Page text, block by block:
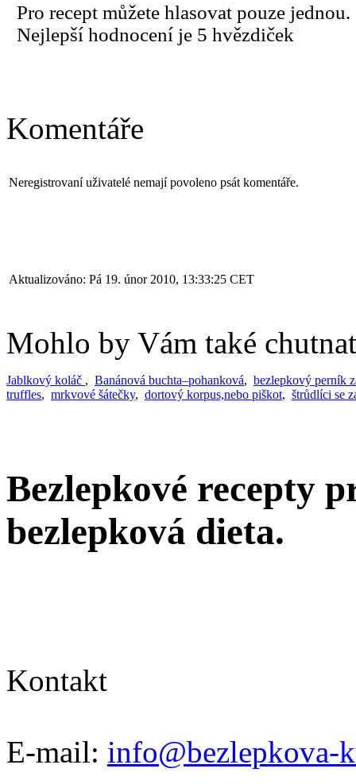
Pro recept můžete hlasovat pouze jednou.
Nejlepší hodnocení je 5 hvězdiček
Komentáře
Neregistrovaní uživatelé nemají povoleno psát komentáře.
Aktualizováno: Pá 19. únor 2010, 13:33:25 CET
Mohlo by Vám také
Jablkový koláč , Banánová buchta–pohanková, bezlepkový perník
truffles, mrkvové šátečky, dortový korpus,nebo piškot, štrůdlíci se
Bezlepkové recepty
bezlepková dieta.
Kontakt
E-mail: info@bezlepkova-